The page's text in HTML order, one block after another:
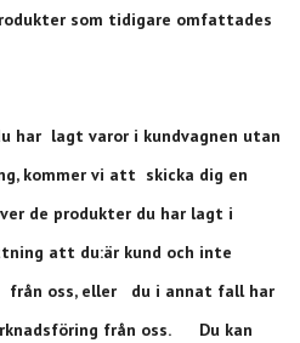
som tidigare omfattades
har lagt varor i kundvagnen utan
kommer vi att skicka dig en
de produkter du har lagt i
att du:är kund och inte
från oss, eller du i annat fall har
från oss. Du kan